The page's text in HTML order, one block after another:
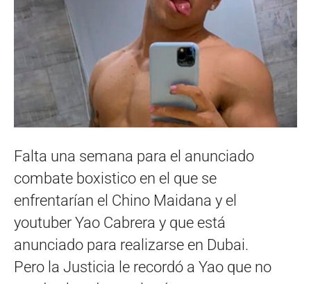
Falta una semana para el anunciado
combate boxistico en el que se
enfrentarían el Chino Maidana y el
youtuber Yao Cabrera y que está
anunciado para realizarse en Dubai.
Pero la Justicia le recordó a Yao que no